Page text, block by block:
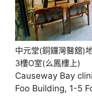
中元堂(銅鑼灣醫舘)
3樓O室(么鳳樓上)
Causeway Bay
Foo Building, 1-5